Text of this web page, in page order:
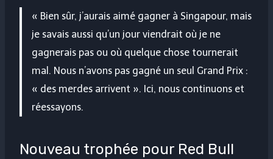
« Bien sûr, j’aurais aimé gagner à Singapour, mais
je savais aussi qu’un jour viendrait où je ne
gagnerais pas ou où quelque chose tournerait
mal. Nous n’avons pas gagné un seul Grand Prix :
« des merdes arrivent ». Ici, nous continuons et
réessayons.
Nouveau trophée pour Red Bull